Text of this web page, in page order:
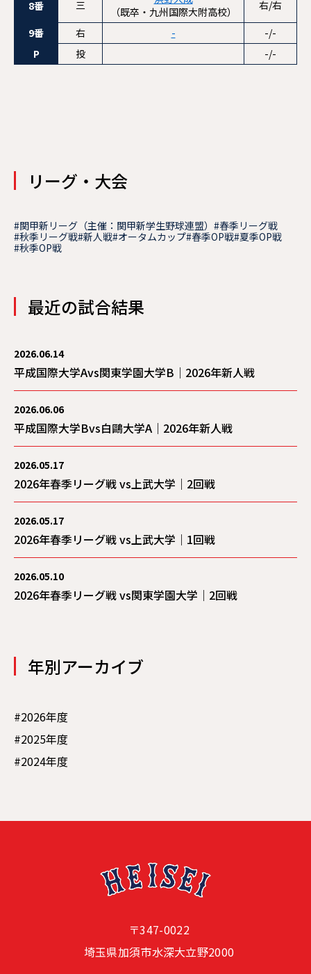
8番 三
（既卒・九州国際大附高校）
右/右
9番
右 -
-/-
P
投 -/-
リーグ・大会
#関甲新リーグ（主催：関甲新学生野球連盟） #春季リーグ戦
#秋季リーグ戦#新人戦#オータムカップ#春季OP戦#夏季OP戦
#秋季OP戦
最近の試合結果
2026.06.14
平成国際大学Avs関東学園大学B｜2026年新人戦
2026.06.06
平成国際大学Bvs白鷗大学A｜2026年新人戦
2026.05.17
2026年春季リーグ戦 vs上武大学｜2回戦
2026.05.17
2026年春季リーグ戦 vs上武大学｜1回戦
2026.05.10
2026年春季リーグ戦 vs関東学園大学｜2回戦
年別アーカイブ
#2026年度
#2025年度
#2024年度
〒347-0022
埼玉県加須市水深大立野2000